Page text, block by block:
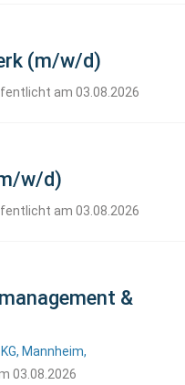
(m/w/d)
am 03.08.2026
w/d)
am 03.08.2026
&
Mannheim,
03.08.2026